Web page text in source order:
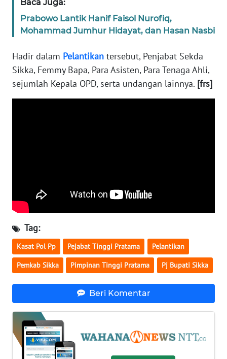
Baca Juga:
Prabowo Lantik Hanif Faisol Nurofiq,
Mohammad Jumhur Hidayat, dan Hasan Nasbi
Hadir dalam Pelantikan tersebut, Penjabat Sekda
Sikka, Femmy Bapa, Para Asisten, Para Tenaga Ahli,
sejumlah Kepala OPD, serta undangan lainnya. [frs]
Tag:
Kasat Pol Pp Pejabat Tinggi Pratama Pelantikan
Pemkab Sikka Pimpinan Tinggi Pratama Pj Bupati Sikka
Beri Komentar
WN
SULTRA
WN
NTB
WN
WN
SUMBAR
WN
SUMSEL
WN
LAMPUNG